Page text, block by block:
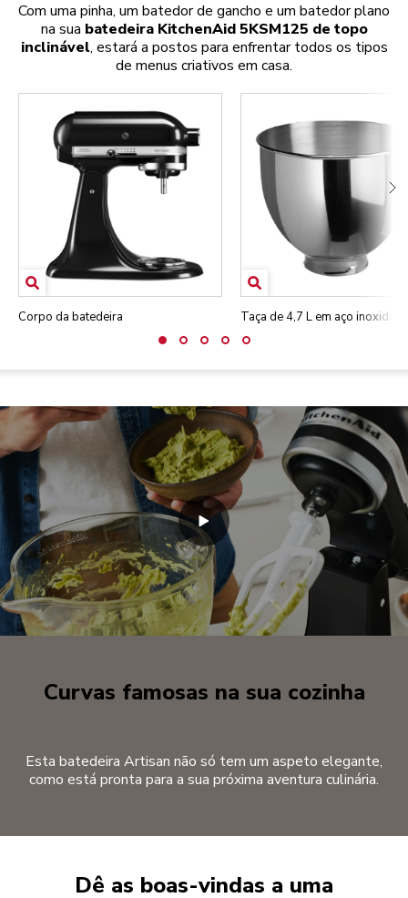
Com uma pinha, um batedor de gancho e um batedor plano
na sua batedeira KitchenAid 5KSM125 de topo
inclinável, estará a postos para enfrentar todos os tipos
de menus criativos em casa.
Corpo da batedeira Taça de 4,7 L em aço
Curvas famosas na sua cozinha
Esta batedeira Artisan não só tem um aspeto elegante,
como está pronta para a sua próxima aventura culinária.
Dê as boas-vindas a uma